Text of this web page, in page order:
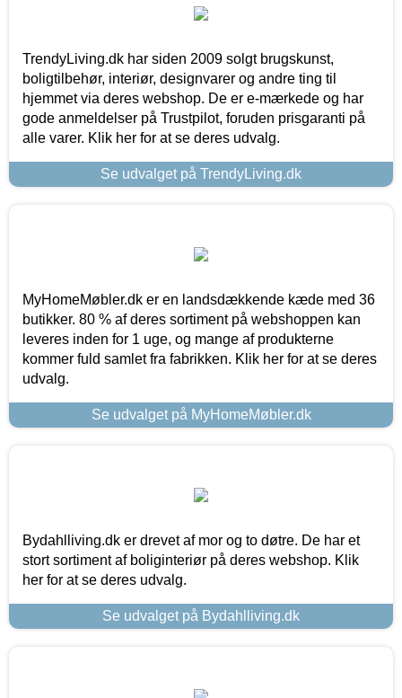
TrendyLiving.dk har siden 2009 solgt brugskunst,
boligtilbehør, interiør, designvarer og andre ting til
hjemmet via deres webshop. De er e-mærkede og har
gode anmeldelser på Trustpilot, foruden prisgaranti på
alle varer. Klik her for at se deres udvalg.
Se udvalget på TrendyLiving.dk
MyHomeMøbler.dk er en landsdækkende kæde med 36
butikker. 80 % af deres sortiment på webshoppen kan
leveres inden for 1 uge, og mange af produkterne
kommer fuld samlet fra fabrikken. Klik her for at se deres
udvalg.
Se udvalget på MyHomeMøbler.dk
Bydahlliving.dk er drevet af mor og to døtre. De har et
stort sortiment af boliginteriør på deres webshop. Klik
her for at se deres udvalg.
Se udvalget på Bydahlliving.dk